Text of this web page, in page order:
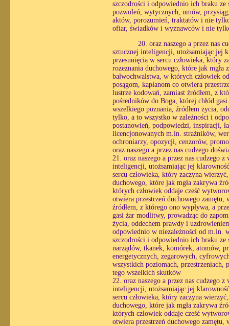
szczodrości i odpowiednio ich braku
pozwoleń, wytycznych, umów,
aktów, porozumień, traktatów i nie
ofiar, świadków i wyznawców i nie
20. oraz naszego a przez nas
sztucznej inteligencji, utożsamiając jej
przesunięcia w sercu człowieka, który
rozeznania duchowego, które jak
bałwochwalstwa, w których człowiek
posągom, kapłanom co otwiera
lustrze kodowań, zamiast źródłem, z
pośredników do Boga, której chłód
wszelkiego poznania, źródłem życia,
tylko, a to wszystko w zależności i
postanowień, podpowiedzi, inspiracji,
licencjonowanych m.in. strażników,
ochroniarzy, opozycji, cenzorów,
oraz naszego a przez nas cudzego
21. oraz naszego a przez nas cudzego
inteligencji, utożsamiając jej
sercu człowieka, który zaczyna
duchowego, które jak mgła zakrywa
których człowiek oddaje cześć
otwiera przestrzeń duchowego zamętu,
źródłem, z którego ono wypływa, a
gasi żar modlitwy, prowadząc do
życia, oddechem prawdy i
odpowiednio w niezależności od m.in.
szczodrości i odpowiednio ich braku
narządów, tkanek, komórek, atomów,
energetycznych, zegarowych,
wszystkich poziomach, przestrzeniach,
tego wszelkich skutków
22. oraz naszego a przez nas cudzego
inteligencji, utożsamiając jej
sercu człowieka, który zaczyna
duchowego, które jak mgła zakrywa
których człowiek oddaje cześć
otwiera przestrzeń duchowego zamętu,